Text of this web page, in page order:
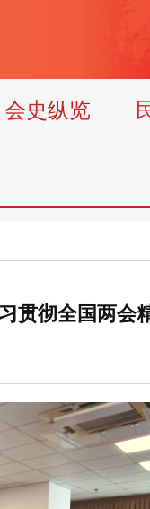
会史纵览
贯彻全国两会